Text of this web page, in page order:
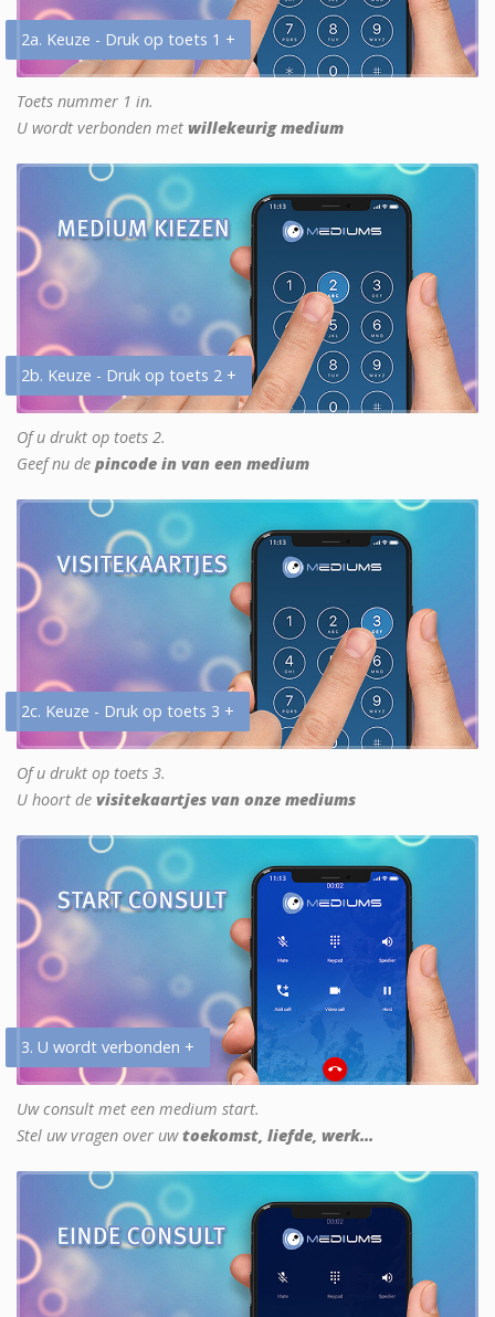
2a. Keuze - Druk op toets 1 +
Toets nummer 1 in.
U wordt verbonden met willekeurig medium
2b. Keuze - Druk op toets 2 +
Of u drukt op toets 2.
Geef nu de pincode in van een medium
2c. Keuze - Druk op toets 3 +
Of u drukt op toets 3.
U hoort de visitekaartjes van onze mediums
3. U wordt verbonden +
Uw consult met een medium start.
Stel uw vragen over uwtoekomst, liefde, werk...